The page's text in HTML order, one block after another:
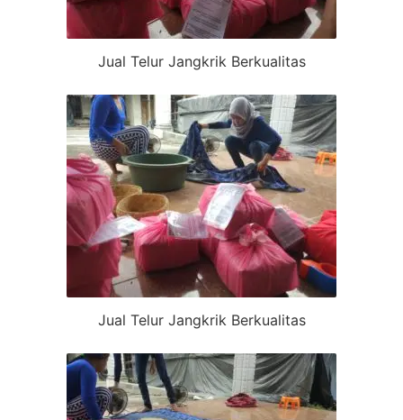
Jual Telur Jangkrik Berkualitas
Jual Telur Jangkrik Berkualitas